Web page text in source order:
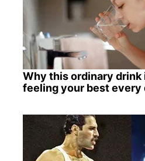
Why this ordinary
feeling your best every